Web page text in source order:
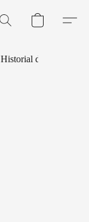
Historial de Pedidos